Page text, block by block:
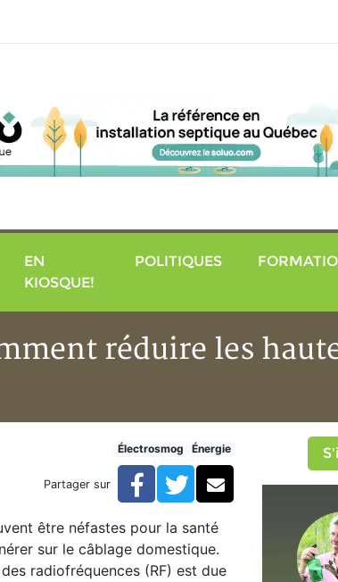
EN
KIOSQUE!
POLITIQUES
réduire les
réduire les
Électrosmog Énergie
Partager sur Facebook
TwitterCourriel
être néfastes pour la santé
sur le câblage domestique.
radiofréquences (RF) est due